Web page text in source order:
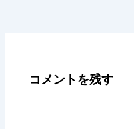
コメントを残す